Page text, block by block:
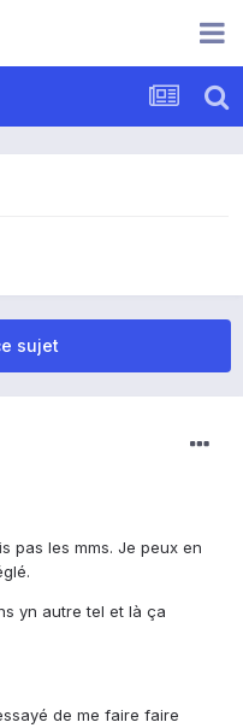
sujet
pas les mms. Je peux en
yn autre tel et là ça
de me faire faire